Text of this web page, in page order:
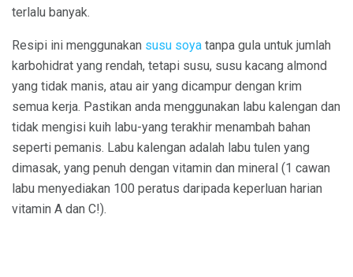
terlalu banyak.
Resipi ini menggunakan susu soya tanpa gula untuk jumlah
karbohidrat yang rendah, tetapi susu, susu kacang almond
yang tidak manis, atau air yang dicampur dengan krim
semua kerja. Pastikan anda menggunakan labu kalengan dan
tidak mengisi kuih labu-yang terakhir menambah bahan
seperti pemanis. Labu kalengan adalah labu tulen yang
dimasak, yang penuh dengan vitamin dan mineral (1 cawan
labu menyediakan 100 peratus daripada keperluan harian
vitamin A dan C!).